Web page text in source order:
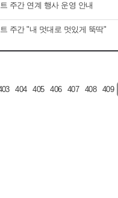
주간 연계 행사 운영 안내
주간 "내 멋대로 멋있게 뚝딱"
404 405 406 407 408 409